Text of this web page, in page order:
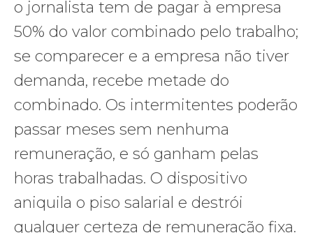
o jornalista tem de pagar à empresa
50% do valor combinado pelo trabalho;
se comparecer e a empresa não tiver
demanda, recebe metade do
combinado. Os intermitentes poderão
passar meses sem nenhuma
remuneração, e só ganham pelas
horas trabalhadas. O dispositivo
aniquila o piso salarial e destrói
qualquer certeza de remuneração fixa.